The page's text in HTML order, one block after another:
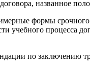
названное
формы
учебного процесса
по заключению